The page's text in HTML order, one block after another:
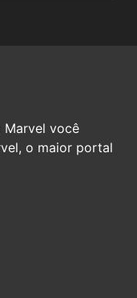
Marvel você
o maior portal